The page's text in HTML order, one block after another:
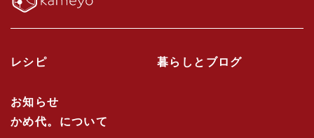
レシピ 暮らしとブログ
お知らせ
かめ代。について